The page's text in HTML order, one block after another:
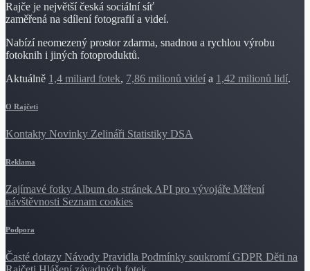
Rajče je největší česká sociální síť
zaměřená na sdílení fotografií a videí.
Nabízí neomezený prostor zdarma, snadnou a rychlou výrobu
fotoknih i jiných fotoproduktů.
Aktuálně 1,4 miliard fotek, 7,86 milionů videí a 1,42 milionů lidí.
O Rajčeti
Kontakty Novinky Zelináři Statistiky DSA
Reklama
Zajímavé fotky Album do stránek API pro vývojáře Měření
návštěvnosti Seznam cookies
Podpora
Časté dotazy Návody Pravidla Podmínky soukromí GDPR Děti na